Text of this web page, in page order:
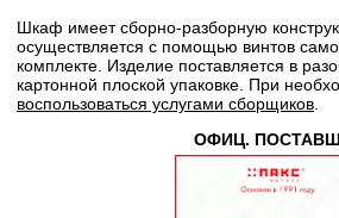
Шкаф имеет сборно-разборную
осуществляется с помощью винтов
комплекте. Изделие поставляется в
картонной плоской упаковке. При
воспользоваться услугами сборщиков
ОФИЦ.